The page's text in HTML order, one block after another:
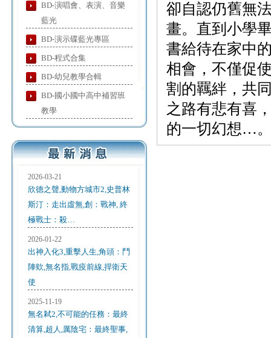
BD-演唱會、表演、音樂
藍光
BD-演示碟藍光專區
BD-程式合集
BD-幼兒教學合輯
BD-國小國中高中補習班
教學
2026-03-21
欣德之聲,動物方城市2,史普林
斯汀：走出虛無,創：戰神, 終
極戰士：殺…
2026-01-22
出神入化3,重擊人生,角頭：鬥
陣欸,無名指,戰疫前線,捍衛天
使
2025-11-19
無名弒2,不可能的任務：最終
清算,超人,厲陰宅：最終聖事,
卻自認仍舊無
畫。直到小學
書給待在家中
相會，不僅促
割的羈絆，共
之路有悲有喜
的一切幻想…